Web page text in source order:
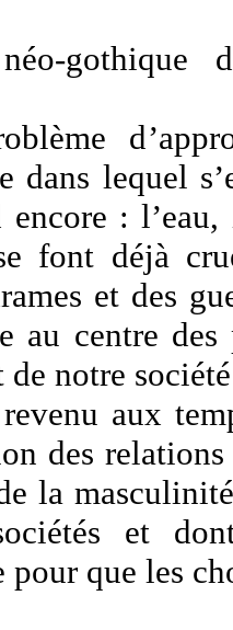
gothique
dans lequel
encore :
font déjà
et des
au centre
de notre
aux
des
la
et
pour que les